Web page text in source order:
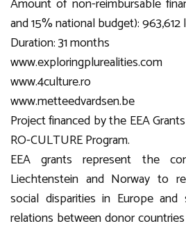
and 15% national budget):
Duration: 31 months
www.exploringplurealities.com
www.4culture.ro
www.metteedvardsen.be
Project financed by the EEA
RO-CULTURE Program.
EEA grants represent the
Liechtenstein and Norway to
social disparities in Europe and
relations between donor